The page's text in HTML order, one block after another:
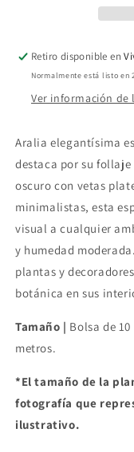
Retiro disponible en
Normalmente está listo en
Ver información de
Aralia elegantísima
destaca por su
oscuro con vetas
minimalistas, esta
visual a cualquier
y humedad
plantas y
botánica en sus
Tamaño | Bolsa de
metros.
*El tamaño de la
fotografía que
ilustrativo.